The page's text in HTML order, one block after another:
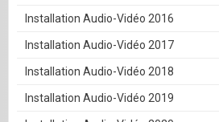
Installation Audio-Vidéo 2016
Installation Audio-Vidéo 2017
Installation Audio-Vidéo 2018
Installation Audio-Vidéo 2019